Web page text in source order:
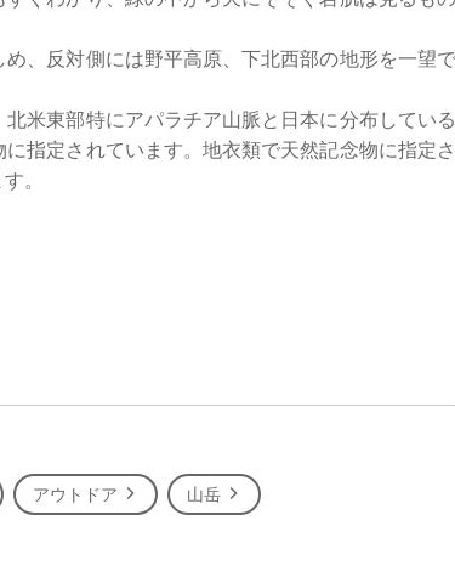
、反対側には野平高原、下北西部の地形を一望で
米東部特にアパラチア山脈と日本に分布している
指定されています。地衣類で天然記念物に指定さ
。
アウトドア 山岳